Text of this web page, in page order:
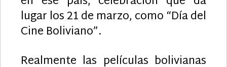
lugar los 21 de marzo, como “Día del
Cine Boliviano”.
Realmente las películas bolivianas